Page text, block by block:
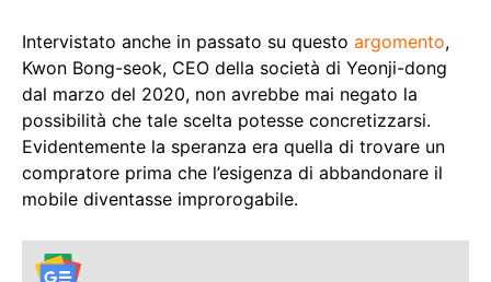
Intervistato anche in passato su questo argomento,
Kwon Bong-seok, CEO della società di Yeonji-dong
dal marzo del 2020, non avrebbe mai negato la
possibilità che tale scelta potesse concretizzarsi.
Evidentemente la speranza era quella di trovare un
compratore prima che l’esigenza di abbandonare il
mobile diventasse improrogabile.